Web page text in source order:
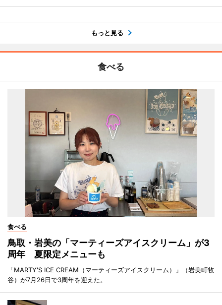
もっと見る
食べる
食べる
鳥取・岩美の「マーティーズアイスクリーム」が3
周年 夏限定メニューも
「MARTY'S ICE CREAM（マーティーズアイスクリーム）」（岩美町牧
谷）が7月26日で3周年を迎えた。